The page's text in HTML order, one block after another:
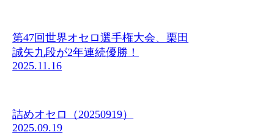
第47回世界オセロ選手権大会、栗田
誠矢九段が2年連続優勝！
2025.11.16
詰めオセロ（20250919）
2025.09.19